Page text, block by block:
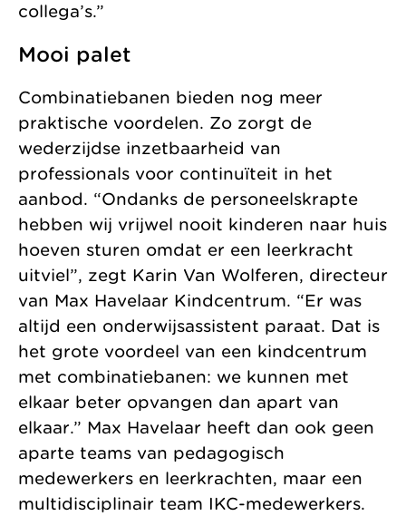
collega’s.”
Mooi palet
Combinatiebanen bieden nog meer
praktische voordelen. Zo zorgt de
wederzijdse inzetbaarheid van
professionals voor continuïteit in het
aanbod. “Ondanks de personeelskrapte
hebben wij vrijwel nooit kinderen naar huis
hoeven sturen omdat er een leerkracht
uitviel”, zegt Karin Van Wolferen, directeur
van Max Havelaar Kindcentrum. “Er was
altijd een onderwijsassistent paraat. Dat is
het grote voordeel van een kindcentrum
met combinatiebanen: we kunnen met
elkaar beter opvangen dan apart van
elkaar.” Max Havelaar heeft dan ook geen
aparte teams van pedagogisch
medewerkers en leerkrachten, maar een
multidisciplinair team IKC-medewerkers.